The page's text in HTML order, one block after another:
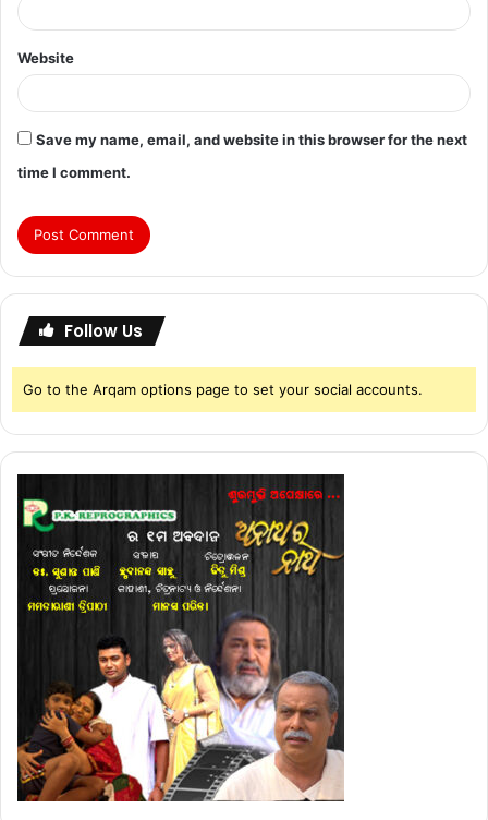
Website
Save my name, email, and website in this browser for the next
time I comment.
Follow Us
Go to the Arqam options page to set your social accounts.